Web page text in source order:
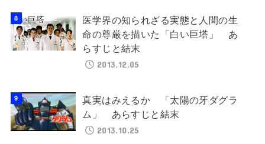
医学界の知られざる実態と人間の生
命の尊厳を描いた「白い巨塔」 あ
らすじと結末
2013.12.05
真実はみえるか 「太陽の牙ダグラ
ム」 あらすじと結末
2013.10.25